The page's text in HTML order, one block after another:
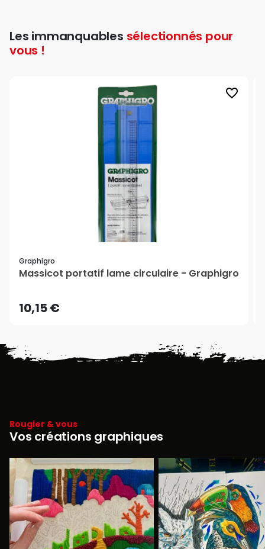
Les immanquables sélectionnés pour
vous !
favorite_border
Graphigro
Massicot portatif lame circulaire - Graphigro
10,15 €
Rougier & vous
Vos créations graphiques